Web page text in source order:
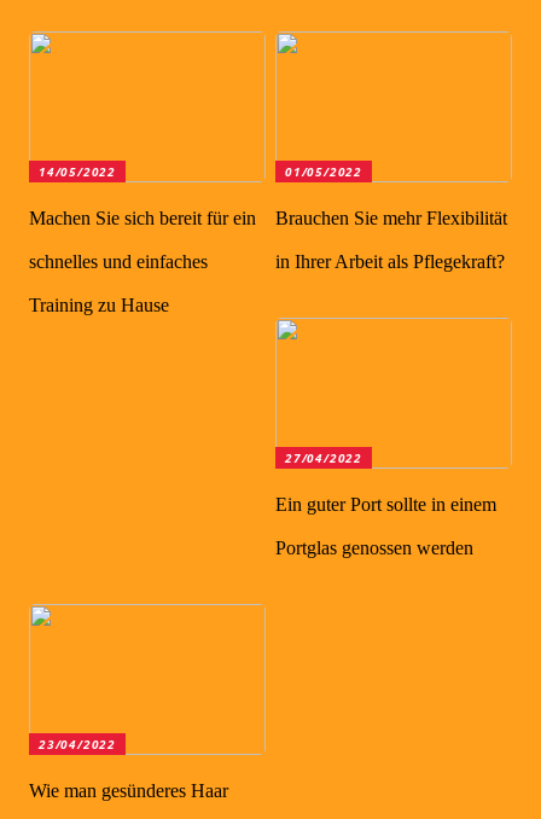
14/05/2022
Machen Sie sich bereit für ein
schnelles und einfaches
Training zu Hause
01/05/2022
Brauchen Sie mehr Flexibilität
in Ihrer Arbeit als Pflegekraft?
27/04/2022
Ein guter Port sollte in einem
Portglas genossen werden
23/04/2022
Wie man gesünderes Haar